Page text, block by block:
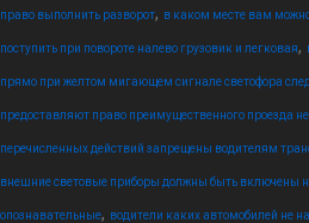
право выполнить разворот, в каком месте вам
поступить при повороте налево грузовик и легковая,
прямо при желтом мигающем сигнале светофора
предоставляют право преимущественного проезда
перечисленных действий запрещены водителям
внешние световые приборы должны быть включены
опознавательные, водители каких автомобилей не